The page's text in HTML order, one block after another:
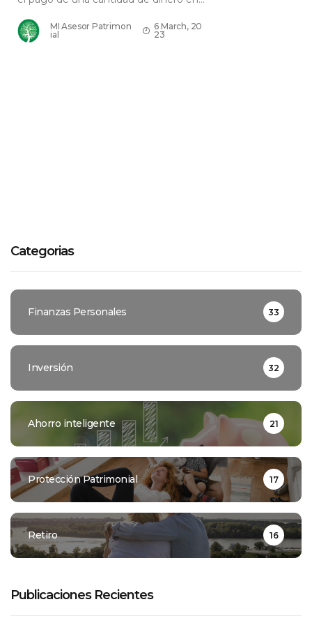
MI Asesor Patrimon
ial
6 March, 20
23
Categorias
Finanzas Personales 33
Inversión 32
Ahorro inteligente 21
Protección Patrimonial 17
Retiro 16
Publicaciones Recientes